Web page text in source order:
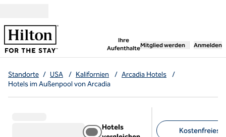
Ihre
Aufenthalte
,öffnet neue
Mitglied werden Anmelden
Standorte / USA / Kalifornien / Arcadia Hotels
/
Hotels im Außenpool von Arcadia
Hotels
Kostenfreies